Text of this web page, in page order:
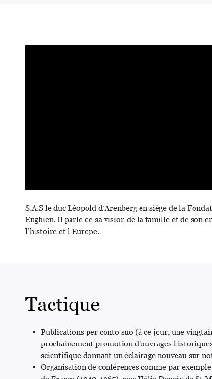
S.A.S le duc Léopold d’Arenberg en siège de la
Enghien. Il parle de sa vision de la famille et de son
l’histoire et l’Europe.
Tactique
Publications per conto suo (à ce jour, une
prochainement promotion d'ouvrages
scientifique donnant un éclairage nouveau sur
Organisation de conférences comme par